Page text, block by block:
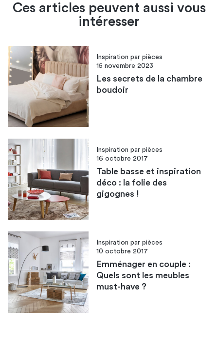
Ces articles peuvent aussi vous
intéresser
Inspiration par pièces
15 novembre 2023
Les secrets de la chambre
boudoir
Inspiration par pièces
16 octobre 2017
Table basse et inspiration
déco : la folie des
gigognes !
Inspiration par pièces
10 octobre 2017
Emménager en couple :
Quels sont les meubles
must-have ?